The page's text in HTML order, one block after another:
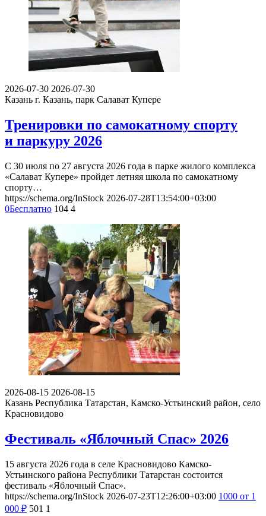
2026-07-30 2026-07-30
Казань г. Казань, парк Салават Купере
Тренировки по самокатному спорту
и паркуру 2026
С 30 июля по 27 августа 2026 года в парке жилого комплекса
«Салават Купере» пройдет летняя школа по самокатному
спорту…
https://schema.org/InStock 2026-07-28T13:54:00+03:00
0Бесплатно 104 4
2026-08-15 2026-08-15
Казань Республика Татарстан, Камско-Устьинский район, село
Красновидово
Фестиваль «Яблочный Спас» 2026
15 августа 2026 года в селе Красновидово Камско-
Устьинского района Республики Татарстан состоится
фестиваль «Яблочный Спас».
https://schema.org/InStock 2026-07-23T12:26:00+03:00 1000 от 1
000 ₽ 501 1